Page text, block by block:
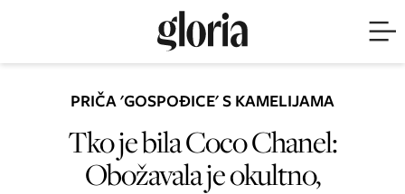
PRIČA 'GOSPOĐICE' S KAMELIJAMA
Tko je bila Coco Chanel:
Obožavala je okultno,